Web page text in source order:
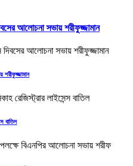
আলোচনা সভায় শরীফুজ্জামান
শরীফুজ্জামান
বাতিল